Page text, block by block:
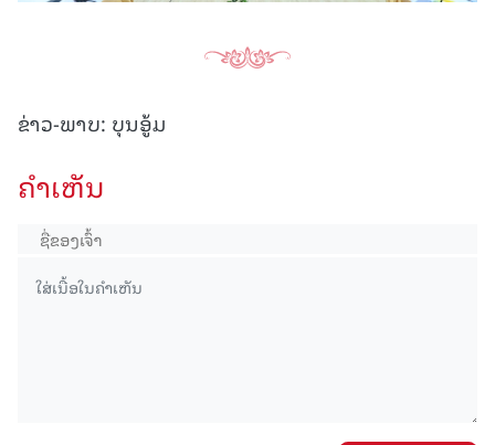
ຂ່າວ-ພາບ: ບຸນອູ້ມ
ຄໍາເຫັນ